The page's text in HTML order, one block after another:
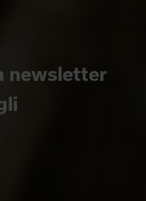
newsletter